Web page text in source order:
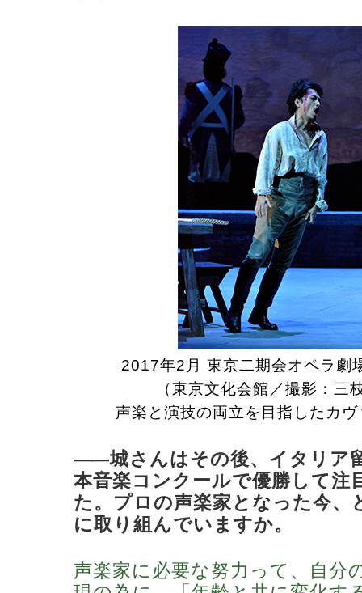
2017年2月 東京二期会オペラ劇
（東京文化会館／撮影：三
声楽と演技の両立を目指したカ
――城さんはその後、イタリア
本音楽コンクールで優勝して注
た。プロの声楽家となった今、
に取り組んでいますか。
声楽家に必要な努力って、自分